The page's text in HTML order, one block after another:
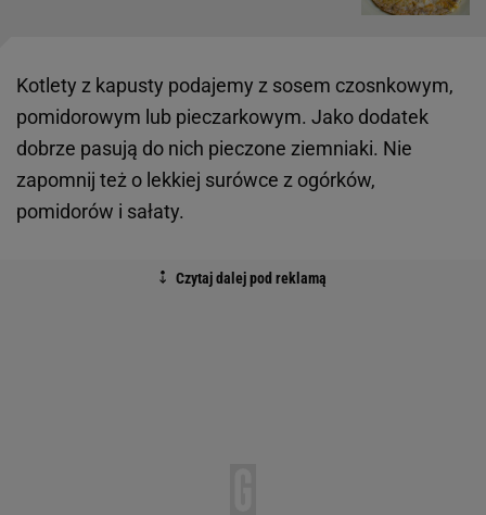
Kotlety z kapusty podajemy z sosem czosnkowym,
pomidorowym lub pieczarkowym. Jako dodatek
dobrze pasują do nich pieczone ziemniaki. Nie
zapomnij też o lekkiej surówce z ogórków,
pomidorów i sałaty.